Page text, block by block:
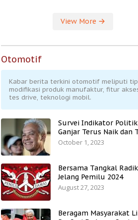
View More
Otomotif
Kabar berita terkini otomotif meliputi
modifikasi produk manufaktur, fitur
tes drive, teknologi mobil.
Survei Indikator
Ganjar Terus Naik dan
October 1, 2023
Bersama Tangkal
Jelang Pemilu 2024
August 27, 2023
Beragam Masyarakat